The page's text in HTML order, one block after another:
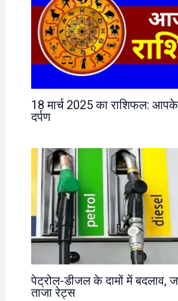
18 मार्च 2025 का राशिफल: आपके
दर्पण
पेट्रोल-डीजल के दामों में
ताजा रेट्स